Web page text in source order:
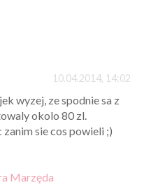
10.04.2014, 14:02
wyzej, ze spodnie sa z
okolo 80 zl.
sie cos powieli ;)
Marzęda